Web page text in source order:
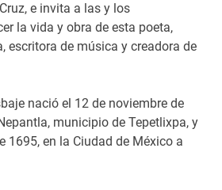
e invita a las y los
la vida y obra de esta poeta,
escritora de música y creadora de
nació el 12 de noviembre de
municipio de Tepetlixpa, y
1695, en la Ciudad de México a